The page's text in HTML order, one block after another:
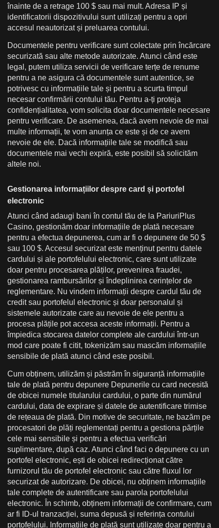
înainte de a retrage 100 $ sau mai mult. Adresa IP și
identificatorii dispozitivului sunt utilizați pentru a opri
accesul neautorizat și preluarea contului.
Documentele pentru verificare sunt colectate prin încărcare
securizată sau alte metode autorizate. Atunci când este
legal, putem utiliza servicii de verificare terțe de renume
pentru a ne asigura că documentele sunt autentice, se
potrivesc cu informațiile tale și pentru a scurta timpul
necesar confirmării contului tău. Pentru a-ți proteja
confidențialitatea, vom solicita doar documentele necesare
pentru verificare. De asemenea, dacă avem nevoie de mai
multe informații, te vom anunța ce este și de ce avem
nevoie de ele. Dacă informațiile tale se modifică sau
documentele mai vechi expiră, este posibil să solicităm
altele noi.
Gestionarea informațiilor despre card și portofel
electronic
Atunci când adaugi bani în contul tău de la PariuriPlus
Casino, gestionăm doar informațiile de plată necesare
pentru a efectua depunerea, cum ar fi o depunere de 50 $
sau 100 $. Accesul securizat este menținut pentru datele
cardului și ale portofelului electronic, care sunt utilizate
doar pentru procesarea plăților, prevenirea fraudei,
gestionarea rambursărilor și îndeplinirea cerințelor de
reglementare. Nu vindem informații despre cardul tău de
credit sau portofelul electronic și doar personalul și
sistemele autorizate care au nevoie de ele pentru a
procesa plățile pot accesa aceste informații. Pentru a
împiedica stocarea datelor complete ale cardului într-un
mod care poate fi citit, tokenizăm sau mascăm informațiile
sensibile de plată atunci când este posibil.
Cum obținem, utilizăm și păstrăm în siguranță informațiile
tale de plată pentru depunere Depunerile cu card necesită
de obicei numele titularului cardului, o parte din numărul
cardului, data de expirare și datele de autentificare trimise
de rețeaua de plată. Din motive de securitate, ne bazăm pe
procesatori de plăți reglementați pentru a gestiona părțile
cele mai sensibile și pentru a efectua verificări
suplimentare, după caz. Atunci când faci o depunere cu un
portofel electronic, ești de obicei redirecționat către
furnizorul tău de portofel electronic sau către fluxul lor
securizat de autorizare. De obicei, nu obținem informațiile
tale complete de autentificare sau parola portofelului
electronic. În schimb, obținem informații de confirmare, cum
ar fi ID-ul tranzacției, suma depusă și referința contului
portofelului. Informațiile de plată sunt utilizate doar pentru a